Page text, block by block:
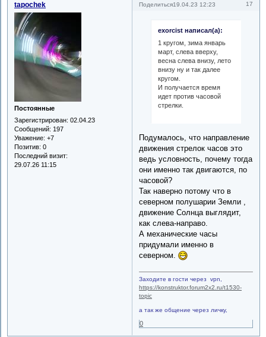
Поделиться 17
19.04.23 12:23
tapochek
Постоянные
Зарегистрирован: 02.04.23
Сообщений: 197
Уважение: +7
Позитив: 0
Последний визит:
29.07.26 11:15
exorcist написал(а):
1 кругом, зима январь
март, слева вверху,
весна слева внизу, лето
внизу ну и так далее
кругом.
И получается время
идет против часовой
стрелки.
Подумалось, что направление
движения стрелок часов это
ведь условность, почему тогда
они именно так двигаются, по
часовой?
Так наверно потому что в
северном полушарии Земли ,
движение Солнца выглядит,
как слева-направо.
А механические часы
придумали именно в
северном.
Заходите в гости через vpn,
https://konstruktor.forum2x2.ru/t1530-
topic
а так же общение через личку,
0